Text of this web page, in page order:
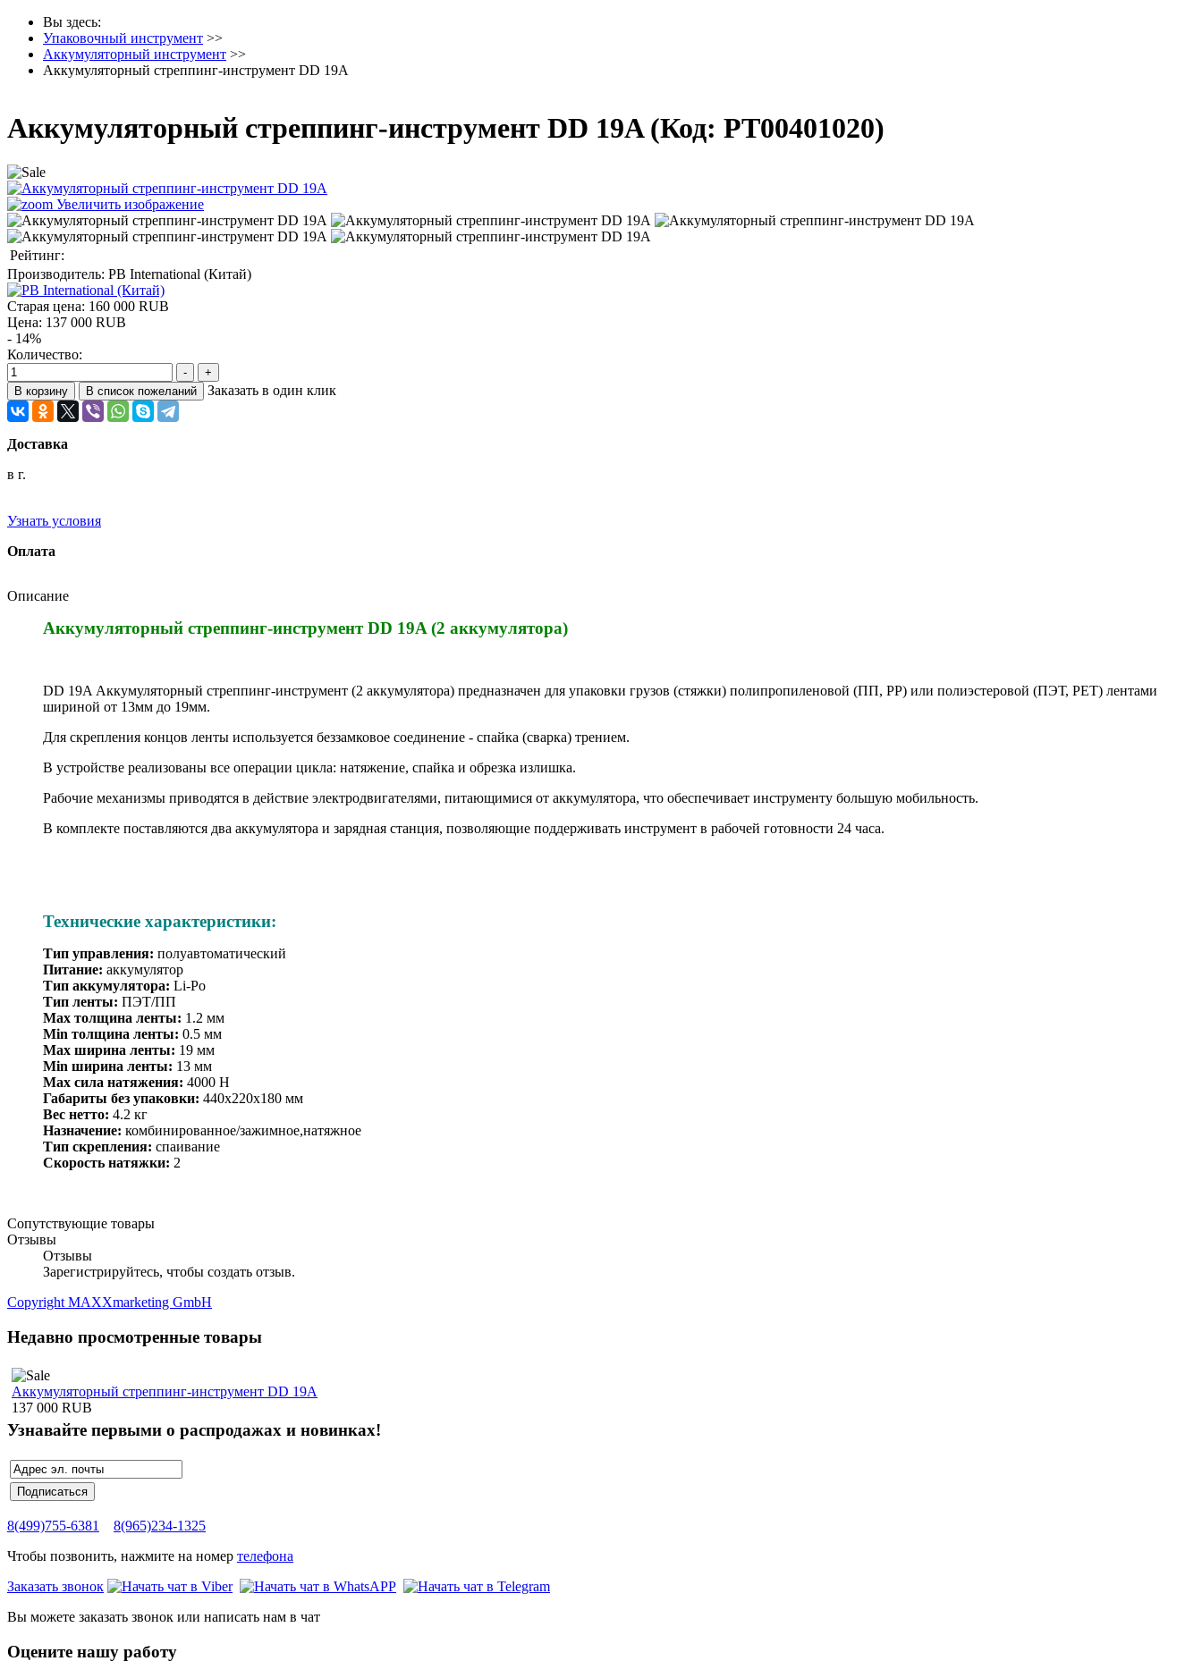
Вы здесь:
Упаковочный инструмент >>
Аккумуляторный инструмент >>
Аккумуляторный стреппинг-инструмент DD 19A
Аккумуляторный стреппинг-инструмент DD 19A(Код: PT00401020)
Увеличить изображение
Рейтинг:
Производитель: PB International (Китай)
Старая цена: 160 000 RUB
Цена: 137 000 RUB
- 14%
Количество:
Заказать в один клик
Доставка
в г.
Узнать условия
Оплата
Описание
Аккумуляторный стреппинг-инструмент DD 19A (2 аккумулятора)
DD 19A Аккумуляторный стреппинг-инструмент (2 аккумулятора) предназначен для упаковки грузов (стяжки) полипропиленовой (ПП, PP) или полиэстеровой (ПЭТ, PET) лентами
шириной от 13мм до 19мм.
Для скрепления концов ленты используется беззамковое соединение - спайка (сварка) трением.
В устройстве реализованы все операции цикла: натяжение, спайка и обрезка излишка.
Рабочие механизмы приводятся в действие электродвигателями, питающимися от аккумулятора, что обеспечивает инструменту большую мобильность.
В комплекте поставляются два аккумулятора и зарядная станция, позволяющие поддерживать инструмент в рабочей готовности 24 часа.
Технические характеристики:
Тип управления: полуавтоматический
Питание: аккумулятор
Тип аккумулятора: Li-Po
Тип ленты: ПЭТ/ПП
Max толщина ленты: 1.2 мм
Min толщина ленты: 0.5 мм
Max ширина ленты: 19 мм
Min ширина ленты: 13 мм
Max сила натяжения: 4000 Н
Габариты без упаковки: 440х220х180 мм
Вес нетто: 4.2 кг
Назначение: комбинированное/зажимное,натяжное
Тип скрепления: спаивание
Скорость натяжки: 2
Сопутствующие товары
Отзывы
Отзывы
Зарегистрируйтесь, чтобы создать отзыв.
Copyright MAXXmarketing GmbH
Недавно просмотренные товары
Аккумуляторный стреппинг-инструмент DD 19A
137 000 RUB
Узнавайте первыми о распродажах и новинках!
8(499)755-6381
8(965)234-1325
Чтобы позвонить, нажмите на номер телефона
Заказать звонок
Вы можете заказать звонок или написать нам в чат
Оцените нашу работу